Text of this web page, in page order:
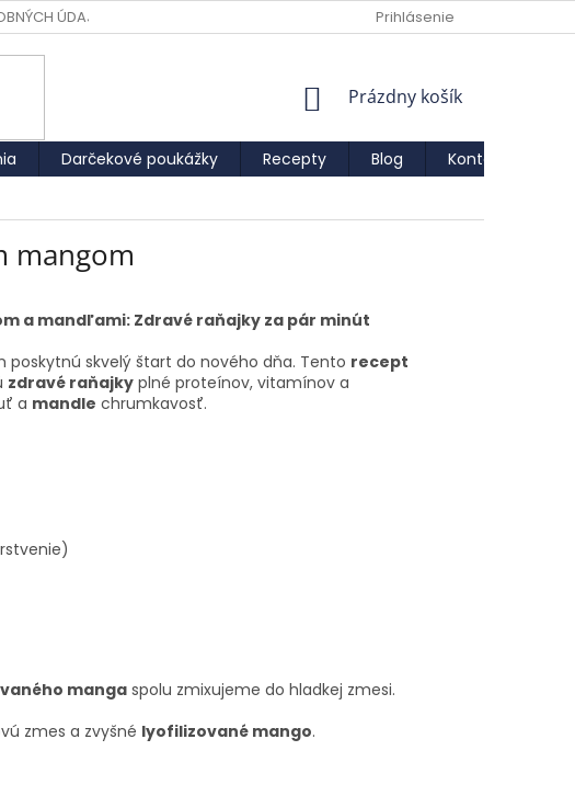
ÚDAJOV Prihlásenie
NÁKUPNÝ
Prázdny košík
Darčekové poukážky Recepty Blog Kontakty
mangom
a mandľami: Zdravé raňajky za pár minút
poskytnú skvelý štart do nového dňa. Tento recept
zdravé raňajky plné proteínov, vitamínov a
a mandle chrumkavosť.
mangaspolu zmixujeme do hladkej zmesi.
zmes a zvyšné lyofilizované mango.